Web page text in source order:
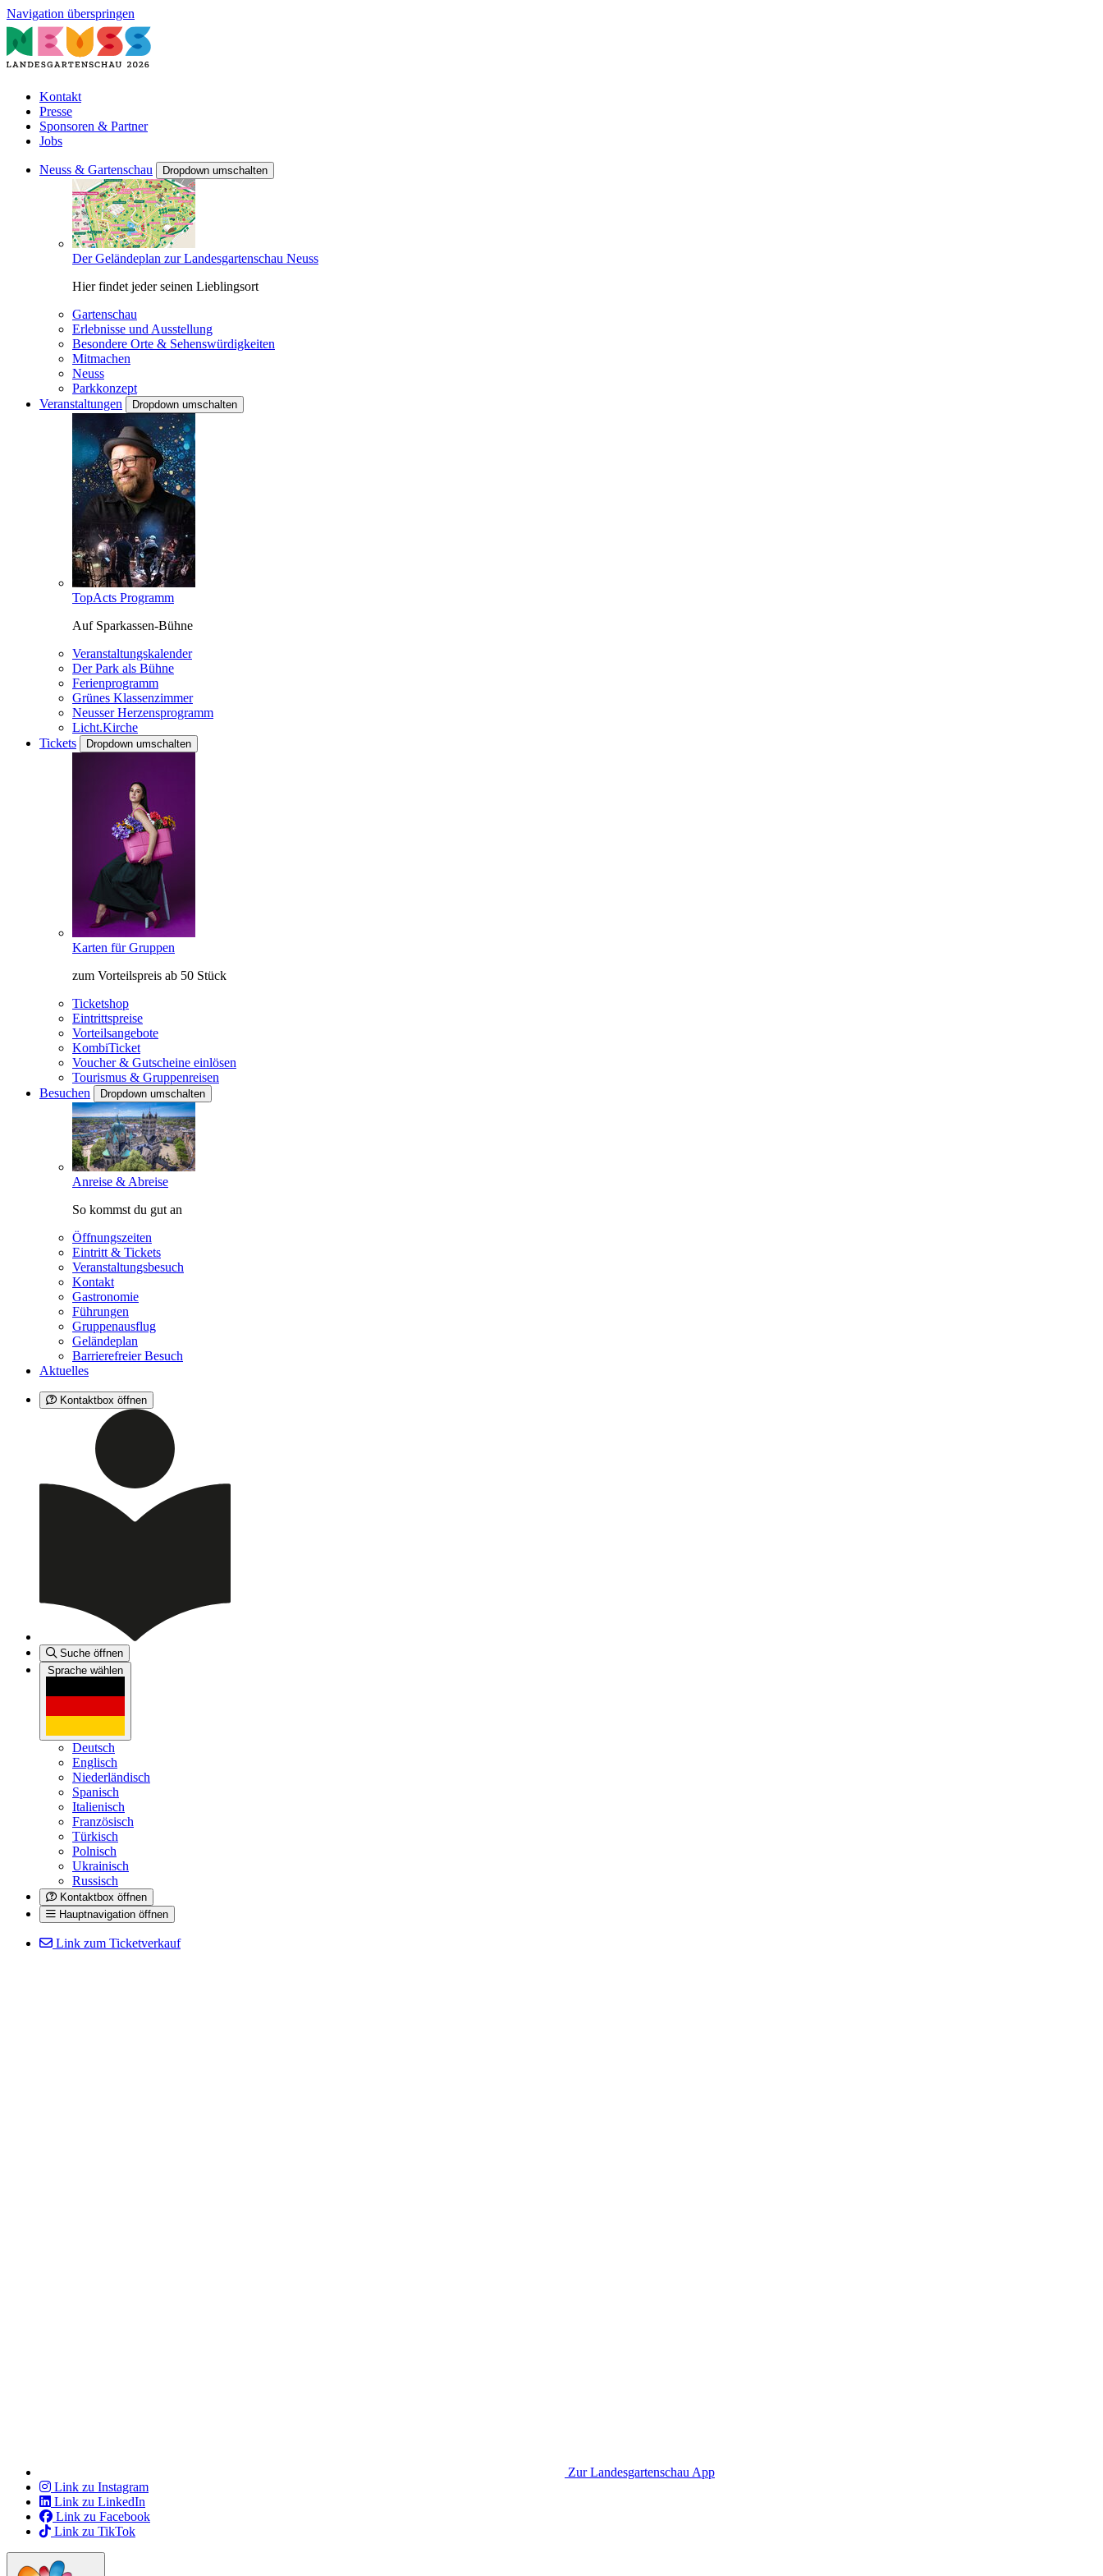
Navigation überspringen
Kontakt
Presse
Sponsoren & Partner
Jobs
Neuss & Gartenschau Dropdown umschalten
Der Geländeplan zur Landesgartenschau Neuss
Hier findet jeder seinen Lieblingsort
Gartenschau
Erlebnisse und Ausstellung
Besondere Orte & Sehenswürdigkeiten
Mitmachen
Neuss
Parkkonzept
Veranstaltungen
Dropdown umschalten
TopActs Programm
Auf Sparkassen-Bühne
Veranstaltungskalender
Der Park als Bühne
Ferienprogramm
Grünes Klassenzimmer
Neusser Herzensprogramm
Licht.Kirche
Tickets
Dropdown umschalten
Karten für Gruppen
zum Vorteilspreis ab 50 Stück
Ticketshop
Eintrittspreise
Vorteilsangebote
KombiTicket
Voucher & Gutscheine einlösen
Tourismus & Gruppenreisen
Besuchen
Dropdown umschalten
Anreise & Abreise
So kommst du gut an
Öffnungszeiten
Eintritt & Tickets
Veranstaltungsbesuch
Kontakt
Gastronomie
Führungen
Gruppenausflug
Geländeplan
Barrierefreier Besuch
Aktuelles
Kontaktbox öffnen
Suche öffnen
Sprache wählen
Deutsch
Englisch
Niederländisch
Spanisch
Italienisch
Französisch
Türkisch
Polnisch
Ukrainisch
Russisch
Kontaktbox öffnen
Hauptnavigation öffnen
Link zum Ticketverkauf
Zur Landesgartenschau App
Link zu Instagram
Link zu LinkedIn
Link zu Facebook
Link zu TikTok